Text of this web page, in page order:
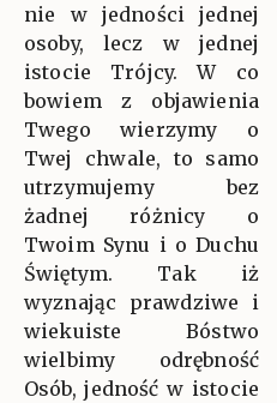
nie w jedności jednej
osoby, lecz w jednej
istocie Trójcy. W co
bowiem z objawienia
Twego wierzymy o
Twej chwale, to samo
utrzymujemy bez
żadnej różnicy o
Twoim Synu i o Duchu
Świętym. Tak iż
wyznając prawdziwe i
wiekuiste Bóstwo
wielbimy odrębność
Osób, jedność w istocie